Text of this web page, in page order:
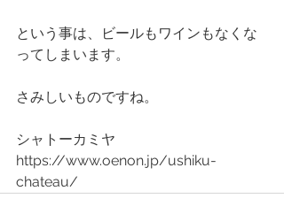
という事は、ビールもワインもなくな
ってしまいます。
さみしいものですね。
シャトーカミヤ
https://www.oenon.jp/ushiku-
chateau/